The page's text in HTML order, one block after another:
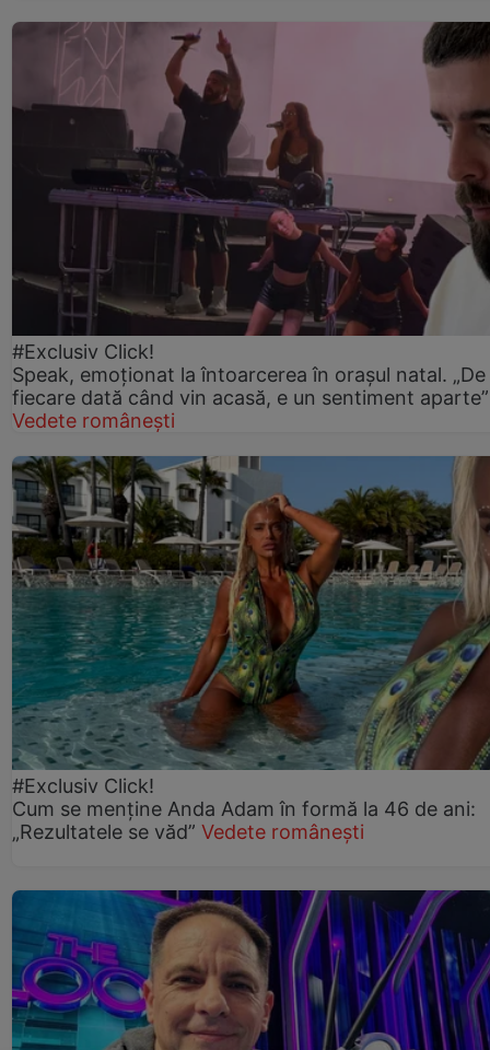
#Exclusiv Click!
Speak, emoționat la întoarcerea în orașul natal. „De
fiecare dată când vin acasă, e un sentiment aparte”
Vedete românești
#Exclusiv Click!
Cum se menține Anda Adam în formă la 46 de ani:
„Rezultatele se văd” Vedete românești